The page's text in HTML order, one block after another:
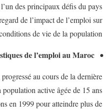
des principaux défis du pays
de l’impact de l’emploi sur
de vie de la population.
de l’emploi au Maroc
au cours de la dernière
active âgée de 15 ans
en 1999 pour atteindre plus de